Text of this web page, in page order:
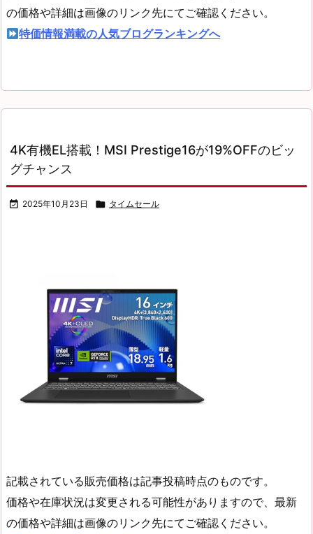
の価格や詳細は画像のリンク先にてご確認ください。
特価情報満載の人気ブログランキングへ
4K有機EL搭載！MSI Prestige16が19%OFFのビッ
グチャンス
 2025年10月23日  タイムセール
記載されている販売価格は記事投稿時点のものです。
価格や在庫状況は変更される可能性がありますので、最新
の価格や詳細は画像のリンク先にてご確認ください。